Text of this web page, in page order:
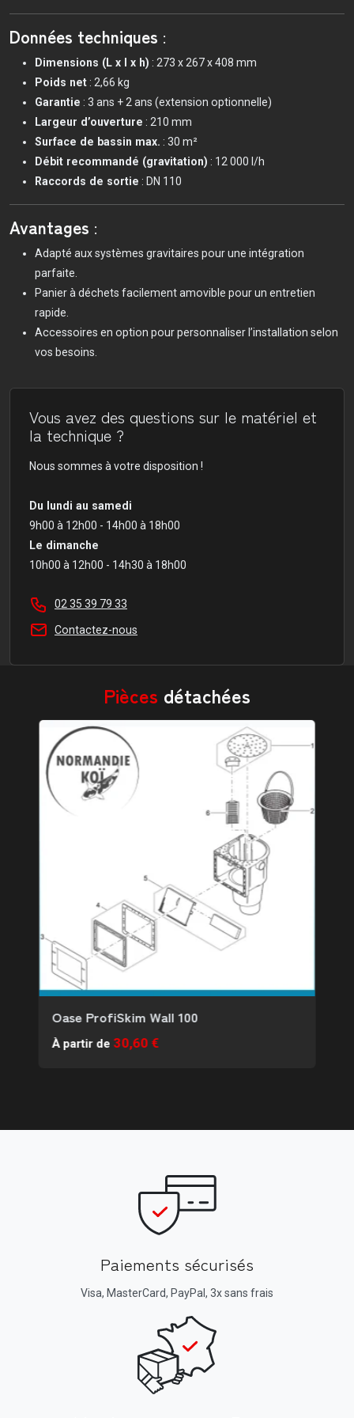
Données techniques :
Dimensions (L x l x h) : 273 x 267 x 408 mm
Poids net : 2,66 kg
Garantie : 3 ans + 2 ans (extension optionnelle)
Largeur d’ouverture : 210 mm
Surface de bassin max. : 30 m²
Débit recommandé (gravitation) : 12 000 l/h
Raccords de sortie : DN 110
Avantages :
Adapté aux systèmes gravitaires pour une intégration
parfaite.
Panier à déchets facilement amovible pour un entretien
rapide.
Accessoires en option pour personnaliser l’installation selon
vos besoins.
Vous avez des questions sur le matériel et
la technique ?
Nous sommes à votre disposition !
Du lundi au samedi
9h00 à 12h00 - 14h00 à 18h00
Le dimanche
10h00 à 12h00 - 14h30 à 18h00
02 35 39 79 33
Contactez-nous
Pièces détachées
Oase ProfiSkim Wall 100
À partir de 30,60 €
Paiements sécurisés
Visa, MasterCard, PayPal, 3x sans frais